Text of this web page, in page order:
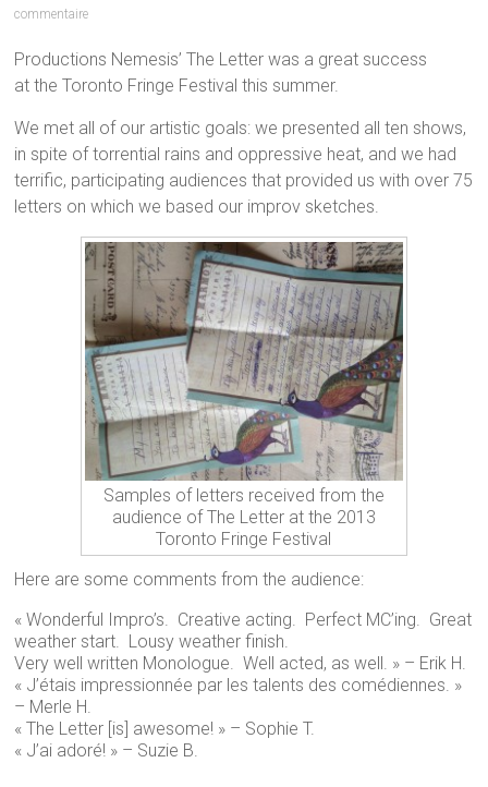
commentaire
Productions Nemesis’ The Letter was a great success
at the Toronto Fringe Festival this summer.
We met all of our artistic goals: we presented all ten shows,
in spite of torrential rains and oppressive heat, and we had
terrific, participating audiences that provided us with over 75
letters on which we based our improv sketches.
Samples of letters received from the
audience of The Letter at the 2013
Toronto Fringe Festival
Here are some comments from the audience:
« Wonderful Impro’s. Creative acting. Perfect MC’ing. Great
weather start. Lousy weather finish.
Very well written Monologue. Well acted, as well. » – Erik H.
« J’étais impressionnée par les talents des comédiennes. »
– Merle H.
« The Letter [is] awesome! » – Sophie T.
« J’ai adoré! » – Suzie B.